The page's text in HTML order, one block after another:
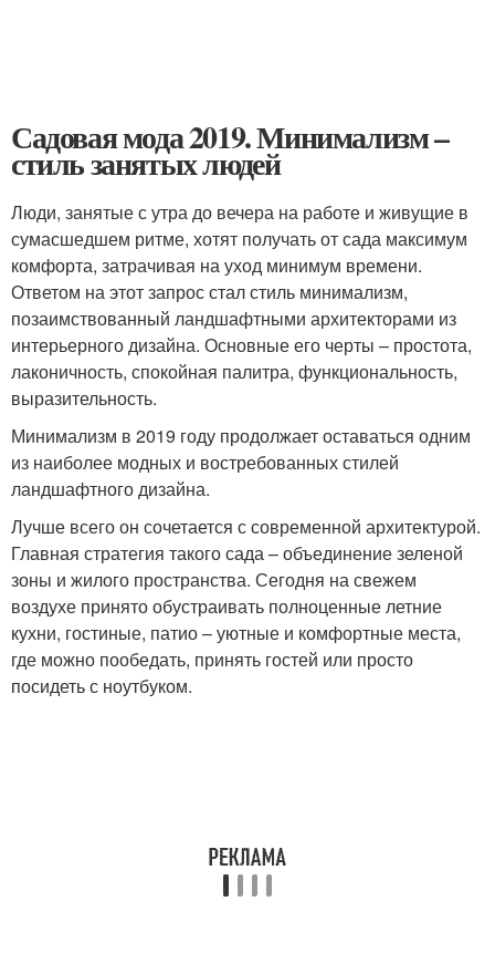
Садовая мода 2019. Минимализм –
стиль занятых людей
Люди, занятые с утра до вечера на работе и живущие в
сумасшедшем ритме, хотят получать от сада максимум
комфорта, затрачивая на уход минимум времени.
Ответом на этот запрос стал стиль минимализм,
позаимствованный ландшафтными архитекторами из
интерьерного дизайна. Основные его черты – простота,
лаконичность, спокойная палитра, функциональность,
выразительность.
Минимализм в 2019 году продолжает оставаться одним
из наиболее модных и востребованных стилей
ландшафтного дизайна.
Лучше всего он сочетается с современной архитектурой.
Главная стратегия такого сада – объединение зеленой
зоны и жилого пространства. Сегодня на свежем
воздухе принято обустраивать полноценные летние
кухни, гостиные, патио – уютные и комфортные места,
где можно пообедать, принять гостей или просто
посидеть с ноутбуком.